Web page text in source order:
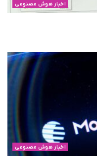
اخبار هوش مصنوعی
اخبار هوش مصنوعی